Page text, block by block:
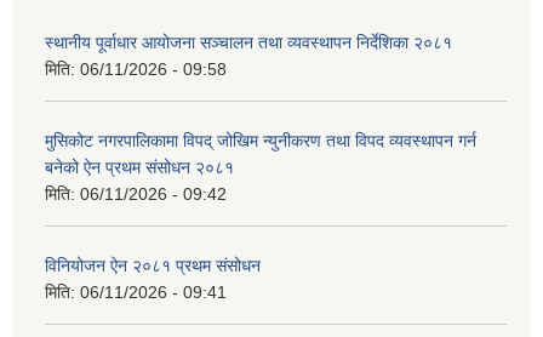
स्थानीय पूर्वाधार आयोजना सञ्चालन तथा व्यवस्थापन निर्देशिका २०८१
मिति: 06/11/2026 - 09:58
मुसिकोट नगरपालिकामा विपद् जोखिम न्युनीकरण तथा विपद व्यवस्थापन गर्न
बनेको ऐन प्रथम संसोधन २०८१
मिति: 06/11/2026 - 09:42
विनियोजन ऐन २०८१ प्रथम संसोधन
मिति: 06/11/2026 - 09:41